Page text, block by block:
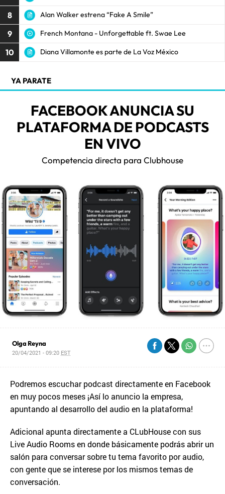
8 Alan Walker estrena “Fake A Smile”
9 French Montana - Unforgettable ft. Swae Lee
10 Diana Villamonte es parte de La Voz México
YA PARATE
FACEBOOK ANUNCIA SU
PLATAFORMA DE PODCASTS
EN VIVO
Competencia directa para Clubhouse
Olga Reyna
20/04/2021 - 09:20 EST
Podremos escuchar podcast directamente en Facebook
en muy pocos meses ¡Así lo anuncio la empresa,
apuntando al desarrollo del audio en la plataforma!
Adicional apunta directamente a CLubHouse con sus
Live Audio Rooms en donde básicamente podrás abrir un
salón para conversar sobre tu tema favorito por audio,
con gente que se interese por los mismos temas de
conversación.